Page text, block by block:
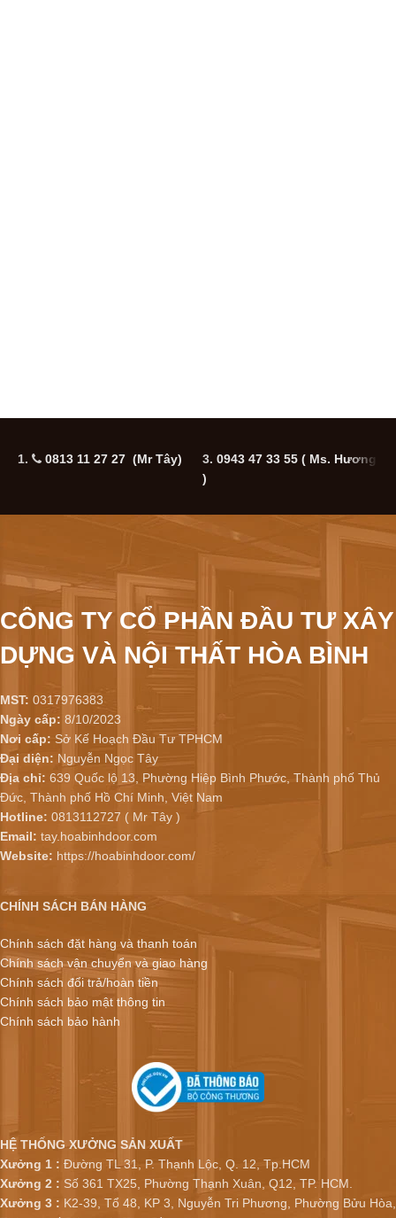
1. 0813 11 27 27 (Mr Tây) 3. 0943 47 33 55 ( Ms. Hương
)
CÔNG TY CỔ PHẦN ĐẦU TƯ XÂY
DỰNG VÀ NỘI THẤT HÒA BÌNH
MST: 0317976383
Ngày cấp: 8/10/2023
Nơi cấp: Sở Kế Hoạch Đầu Tư TPHCM
Đại diện: Nguyễn Ngọc Tây
Địa chỉ: 639 Quốc lộ 13, Phường Hiệp Bình Phước, Thành phố Thủ
Đức, Thành phố Hồ Chí Minh, Việt Nam
Hotline: 0813112727 ( Mr Tây )
Email: tay.hoabinhdoor.com
Website: https://hoabinhdoor.com/
CHÍNH SÁCH BÁN HÀNG
Chính sách đặt hàng và thanh toán
Chính sách vận chuyển và giao hàng
Chính sách đổi trả/hoàn tiền
Chính sách bảo mật thông tin
Chính sách bảo hành
HỆ THỐNG XƯỞNG SẢN XUẤT
Xưởng 1 : Đường TL 31, P. Thạnh Lộc, Q. 12, Tp.HCM
Xưởng 2 : Số 361 TX25, Phường Thạnh Xuân, Q12, TP. HCM.
Xưởng 3 : K2-39, Tổ 48, KP 3, Nguyễn Tri Phương, Phường Bửu Hòa,